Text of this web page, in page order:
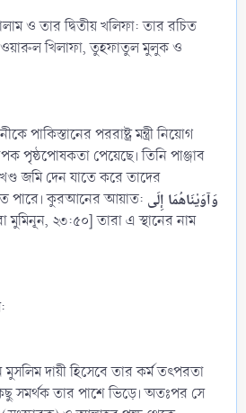
ও তার দ্বিতীয় খলিফা: তার রচিত
খিলাফা, তুহফাতুল মুলুক ও
পাকিস্তানের পররাষ্ট্র মন্ত্রী নিয়োগ
পৃষ্ঠপোষকতা পেয়েছে। তিনি পাঞ্জাব
জমি দেন যাতে করে তাদের
পারে। কুরআনের আয়াত: وَآوَيْنَاهُمَا إِلَى
মুমিনূন, ২৩:৫০] তারা এ স্থানের নাম
দায়ী হিসেবে তার কর্ম তৎপরতা
সমর্থক তার পাশে ভিড়ে। অতঃপর সে